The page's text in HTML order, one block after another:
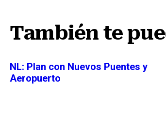
También te
NL: Plan con Nuevos Puentes y
Aeropuerto